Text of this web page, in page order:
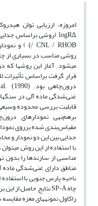
امروزه، ارزیابی توان
∆logR (روشی براساس
/ CNL / RHOB)
) و
روشی مناسب در بسیاری از
قرار گرفت براساس تأثیرات
درون‌چاهی بود. (1990)
غنی‌شدگی ماده آلی در
قابلیت بررسی محدوده
برهم‌نهی نمودارهای
مقیاس‌بندی شده برروی
جدایی بین این دو نمودار و
با استفاده از این روش
مناسبی از سازندها را بدون
مناطق دارای غنی‌شدگی
ناحیه پارس جنوبی با
چاهSP-A نتایج حاصل از این
راک­اول نمونه­های مغزه